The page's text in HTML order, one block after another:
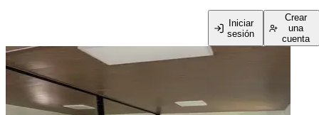
Iniciar
sesión
Crear
una
cuenta